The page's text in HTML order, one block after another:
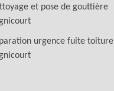
et pose de gouttière
urgence fuite toiture